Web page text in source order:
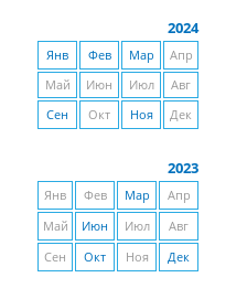
2024
Янв Фев Мар
Апр
Май
Июн Июл
Авг
Сен
Окт Ноя Дек
2023
Янв Фев Мар
Апр
Май
Июн Июл
Авг
Сен
Окт Ноя Дек